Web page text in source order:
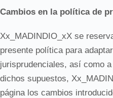
Cambios en la política de
Xx_MADINDIO_xX se
presente política para
jurisprudenciales, así como
dichos supuestos,
página los cambios